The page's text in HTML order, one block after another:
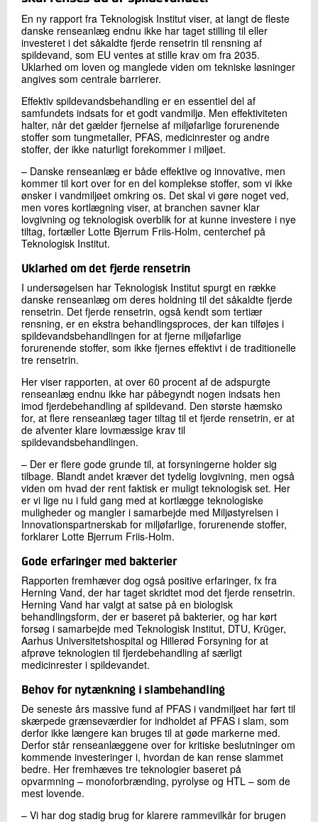
Send
En ny rapport fra Teknologisk Institut viser, at langt de fleste
danske renseanlæg endnu ikke har taget stilling til eller
investeret i det såkaldte fjerde rensetrin til rensning af
spildevand, som EU ventes at stille krav om fra 2035.
Uklarhed om loven og manglede viden om tekniske løsninger
angives som centrale barrierer.
Effektiv spildevandsbehandling er en essentiel del af
samfundets indsats for et godt vandmiljø. Men effektiviteten
halter, når det gælder fjernelse af miljøfarlige forurenende
stoffer som tungmetaller, PFAS, medicinrester og andre
stoffer, der ikke naturligt forekommer i miljøet.
– Danske renseanlæg er både effektive og innovative, men
kommer til kort over for en del komplekse stoffer, som vi ikke
ønsker i vandmiljøet omkring os. Det skal vi gøre noget ved,
men vores kortlægning viser, at branchen savner klar
lovgivning og teknologisk overblik for at kunne investere i nye
tiltag, fortæller Lotte Bjerrum Friis-Holm, centerchef på
Teknologisk Institut.
Uklarhed om det fjerde rensetrin
I undersøgelsen har Teknologisk Institut spurgt en række
danske renseanlæg om deres holdning til det såkaldte fjerde
rensetrin. Det fjerde rensetrin, også kendt som tertiær
rensning, er en ekstra behandlingsproces, der kan tilføjes i
spildevandsbehandlingen for at fjerne miljøfarlige
forurenende stoffer, som ikke fjernes effektivt i de traditionelle
tre rensetrin.
Her viser rapporten, at over 60 procent af de adspurgte
renseanlæg endnu ikke har påbegyndt nogen indsats hen
imod fjerdebehandling af spildevand. Den største hæmsko
for, at flere renseanlæg tager tiltag til et fjerde rensetrin, er at
de afventer klare lovmæssige krav til
spildevandsbehandlingen.
– Der er flere gode grunde til, at forsyningerne holder sig
tilbage. Blandt andet kræver det tydelig lovgivning, men også
viden om hvad der rent faktisk er muligt teknologisk set. Her
er vi lige nu i fuld gang med at kortlægge teknologiske
muligheder og mangler i samarbejde med Miljøstyrelsen i
Innovationspartnerskab for miljøfarlige, forurenende stoffer,
forklarer Lotte Bjerrum Friis-Holm.
Gode erfaringer med bakterier
Rapporten fremhæver dog også positive erfaringer, fx fra
Herning Vand, der har taget skridtet mod det fjerde rensetrin.
Herning Vand har valgt at satse på en biologisk
behandlingsform, der er baseret på bakterier, og har kørt
forsøg i samarbejde med Teknologisk Institut, DTU, Krüger,
Aarhus Universitetshospital og Hillerød Forsyning for at
afprøve teknologien til fjerdebehandling af særligt
medicinrester i spildevandet.
Behov for nytænkning i slambehandling
De seneste års massive fund af PFAS i vandmiljøet har ført til
skærpede grænseværdier for indholdet af PFAS i slam, som
derfor ikke længere kan bruges til at gøde markerne med.
Derfor står renseanlæggene over for kritiske beslutninger om
kommende investeringer i, hvordan de kan rense slammet
bedre. Her fremhæves tre teknologier baseret på
opvarmning – monoforbrænding, pyrolyse og HTL – som de
mest lovende.
– Vi har dog stadig brug for klarere rammevilkår for brugen